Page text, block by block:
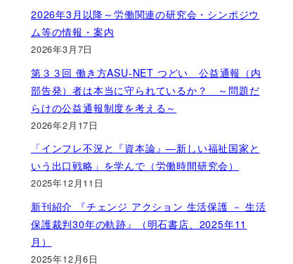
2026年3月以降～労働関連の研究会・シンポジウ
ム等の情報・案内
2026年3月7日
第３３回 働き方ASU-NET つどい 公益通報（内
部告発）者は本当に守られているか？ ～問題だ
らけの公益通報制度を考える～
2026年2月17日
「インフレ不況と『資本論』―新しい福祉国家と
いう出口戦略」を学んで（労働時間研究会）
2025年12月11日
新刊紹介 『チェンジ アクション 生活保護 － 生活
保護裁判30年の軌跡』（明石書店、2025年11
月）
2025年12月6日